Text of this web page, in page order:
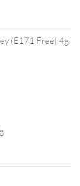
(E171 Free) 4g